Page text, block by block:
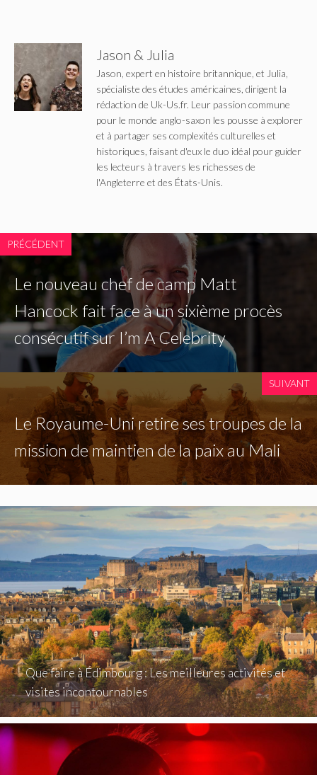
Jason & Julia
Jason, expert en histoire britannique, et Julia,
spécialiste des études américaines, dirigent la
rédaction de Uk-Us.fr. Leur passion commune
pour le monde anglo-saxon les pousse à explorer
et à partager ses complexités culturelles et
historiques, faisant d'eux le duo idéal pour guider
les lecteurs à travers les richesses de
l'Angleterre et des États-Unis.
PRÉCÉDENT
Le nouveau chef de camp Matt
Hancock fait face à un sixième procès
consécutif sur I’m A Celebrity
SUIVANT
Le Royaume-Uni retire ses troupes de la
mission de maintien de la paix au Mali
Que faire à Édimbourg : Les meilleures activités et
visites incontournables